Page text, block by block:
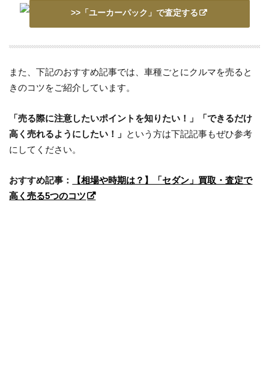
>>「ユーカーパック」で査定する
また、下記のおすすめ記事では、車種ごとにクルマを売ると
きのコツをご紹介しています。
「売る際に注意したいポイントを知りたい！」「できるだけ
高く売れるようにしたい！」 という方は下記記事もぜひ参考
にしてください。
おすすめ記事：
【相場や時期は？】「セダン」買取・査定で
高く売る5つのコツ